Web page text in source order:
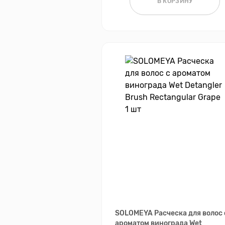
SOLOMEYA Расческа для волос
ароматом винограда Wet